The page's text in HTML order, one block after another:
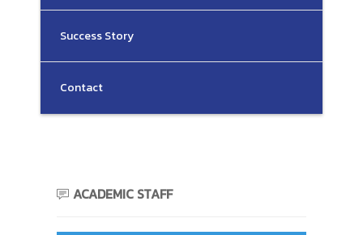
Success Story
Contact
ACADEMIC STAFF